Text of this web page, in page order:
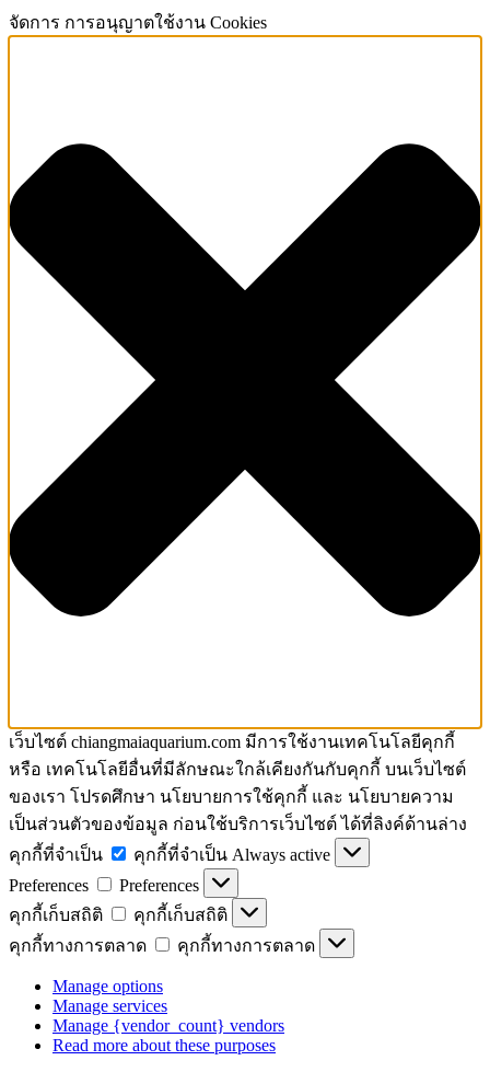
จัดการ การอนุญาตใช้งาน Cookies
เว็บไซต์ chiangmaiaquarium.com มีการใช้งานเทคโนโลยีคุกกี้
หรือ เทคโนโลยีอื่นที่มีลักษณะใกล้เคียงกันกับคุกกี้ บนเว็บไซต์
ของเรา โปรดศึกษา นโยบายการใช้คุกกี้ และ นโยบายความ
เป็นส่วนตัวของข้อมูล ก่อนใช้บริการเว็บไซต์ ได้ที่ลิงค์ด้านล่าง
คุกกี้ที่จำเป็น
คุกกี้ที่จำเป็น Always active
Preferences
Preferences
คุกกี้เก็บสถิติ
คุกกี้เก็บสถิติ
คุกกี้ทางการตลาด
คุกกี้ทางการตลาด
Manage options
Manage services
Manage {vendor_count} vendors
Read more about these purposes